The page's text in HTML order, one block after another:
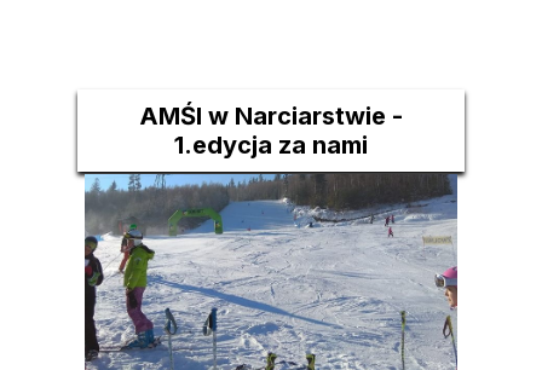
AMŚl w Narciarstwie -
1.edycja za nami